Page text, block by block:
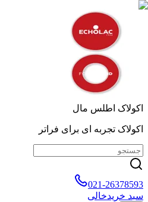
اکولاک اطلس مال
اکولاک تجربه ای برای فراتر
021-26378593
سبد خریدخالی